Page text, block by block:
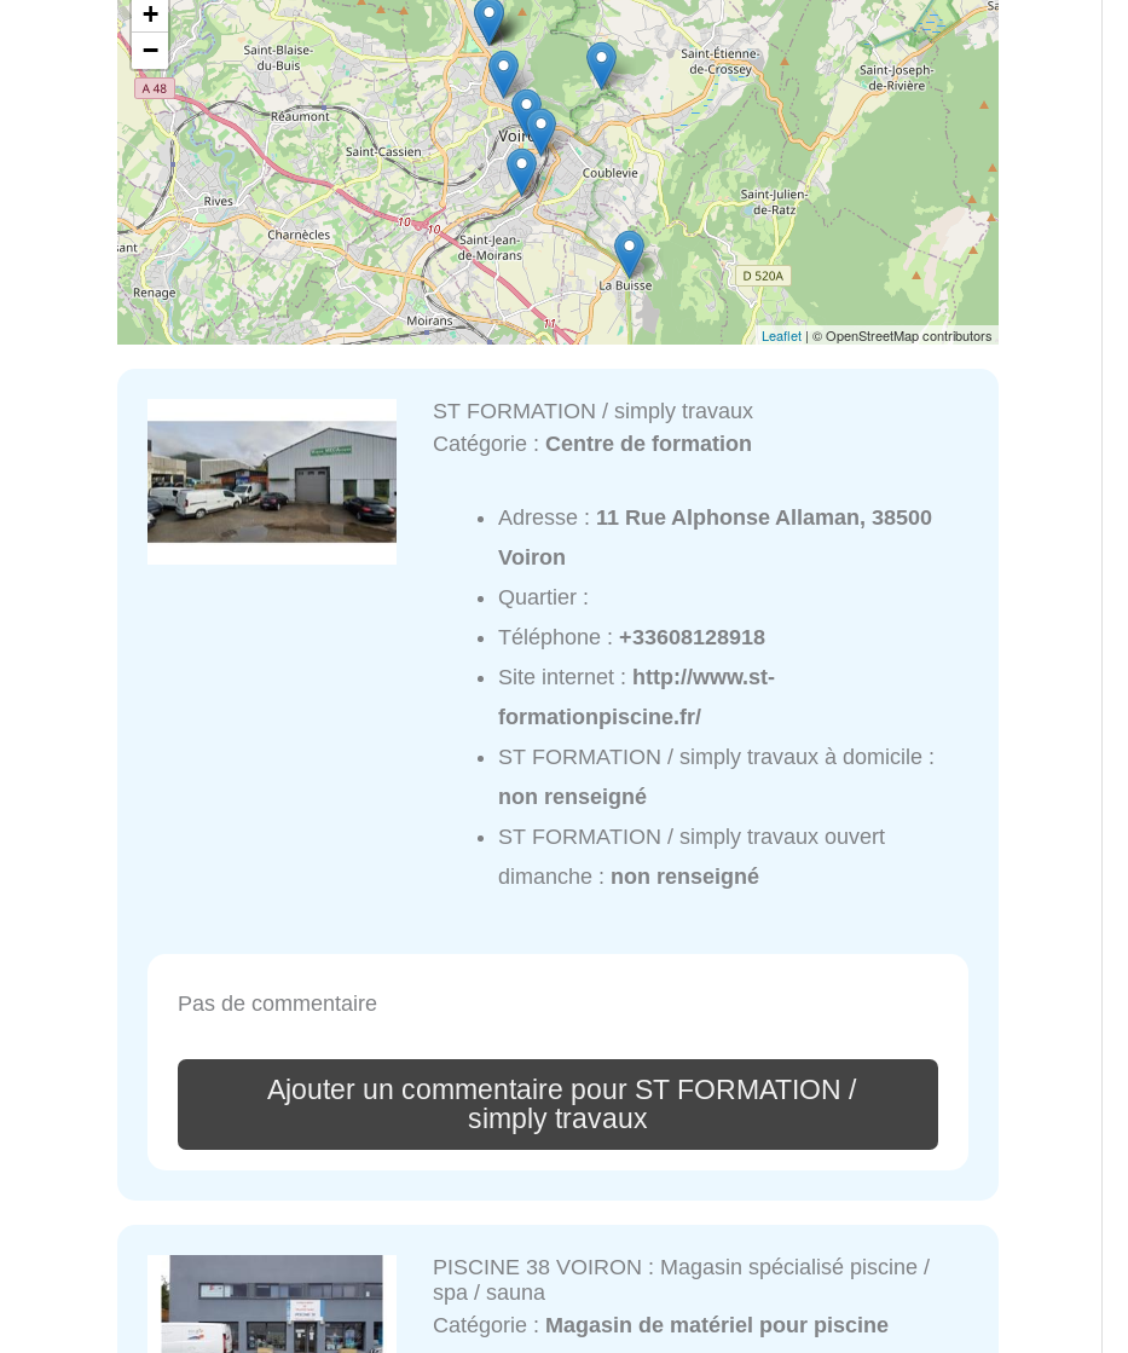
+
−
Leaflet | © OpenStreetMap contributors
ST FORMATION / simply travaux
Catégorie :Centre de formation
Adresse : 11 Rue Alphonse Allaman, 38500
Voiron
Quartier :
Téléphone :+33608128918
Site internet : http://www.st-
formationpiscine.fr/
ST FORMATION / simply travaux à domicile :
non renseigné
ST FORMATION / simply travaux ouvert
dimanche : non renseigné
Pas de commentaire
Ajouter un commentaire pour ST FORMATION /
simply travaux
PISCINE 38 VOIRON : Magasin spécialisé piscine /
spa / sauna
Catégorie : Magasin de matériel pour piscine